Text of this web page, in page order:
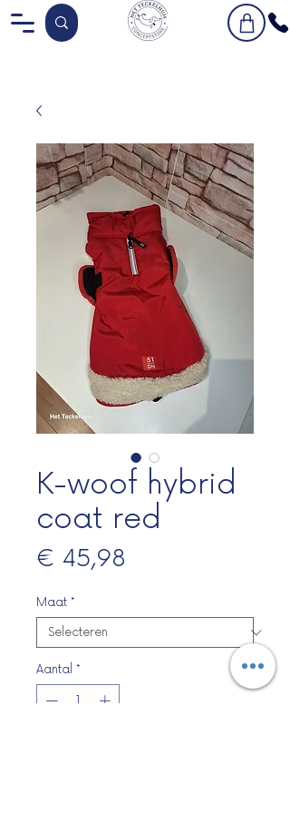
K-woof hybrid
coat red
€ 45,98
Maat *
Aantal *